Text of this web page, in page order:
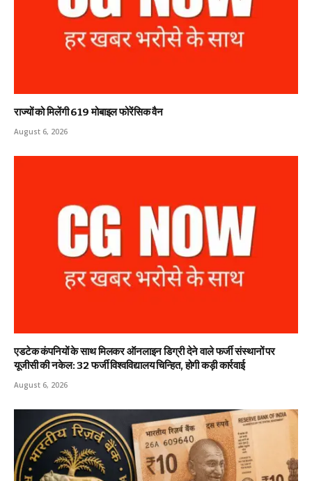
राज्यों को मिलेंगी 619 मोबाइल फोरेंसिक वैन
August 6, 2026
एडटेक कंपनियों के साथ मिलकर ऑनलाइन डिग्री देने वाले फर्जी संस्थानों पर
यूजीसी की नकेल: 32 फर्जी विश्वविद्यालय चिन्हित, होगी कड़ी कार्रवाई
August 6, 2026